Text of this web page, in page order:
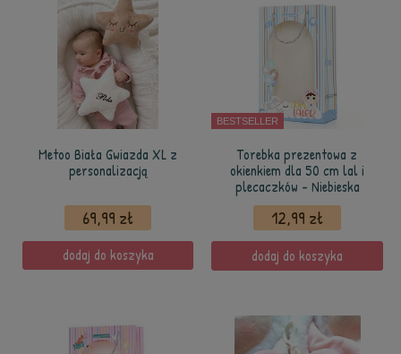
Metoo Biała Gwiazda XL z
personalizacją
69,99 zł
dodaj do koszyka
BESTSELLER
Torebka prezentowa z
okienkiem dla 50 cm lal i
plecaczków - Niebieska
12,99 zł
dodaj do koszyka